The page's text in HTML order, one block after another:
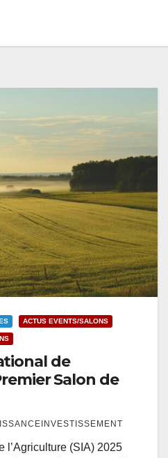
ACTUS EVENTS/SALONS
de
Salon de
l’Agriculture (SIA) 2025